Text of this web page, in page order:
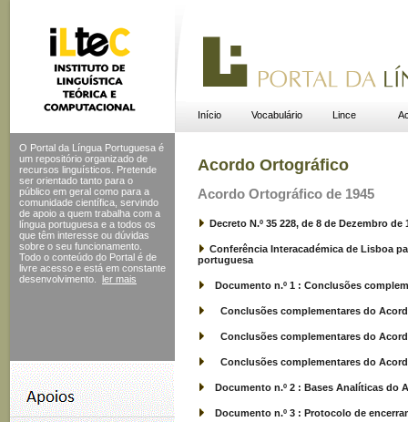
Início Vocabulário Lince
O Portal da Língua Portuguesa é
um repositório organizado de
recursos linguísticos. Pretende
ser orientado tanto para o
público em geral como para a
comunidade científica, servindo
de apoio a quem trabalha com a
língua portuguesa e a todos os
que têm interesse ou dúvidas
sobre o seu funcionamento.
Todo o conteúdo do Portal é de
livre acesso e está em constante
desenvolvimento.
ler mais
Acordo Ortográfico
Acordo Ortográfico de 1945
Decreto N.º 35 228, de 8 de Dezembro de
Conferência Interacadémica de Lisboa
portuguesa
Documento n.º 1 : Conclusões
Conclusões complementares do
Conclusões complementares do
Conclusões complementares do
Documento n.º 2 : Bases Analíticas do
Documento n.º 3 : Protocolo de